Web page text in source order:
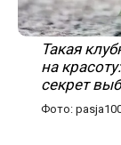
Такая
на
секрет
Фото: